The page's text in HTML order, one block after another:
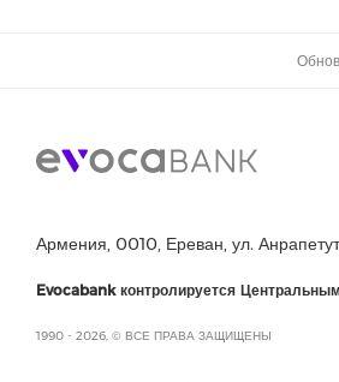
Армения, 0010, Ереван, ул.
Evocabank контролируется
1990 - 2026, © ВСЕ ПРАВА ЗАЩИЩЕНЫ